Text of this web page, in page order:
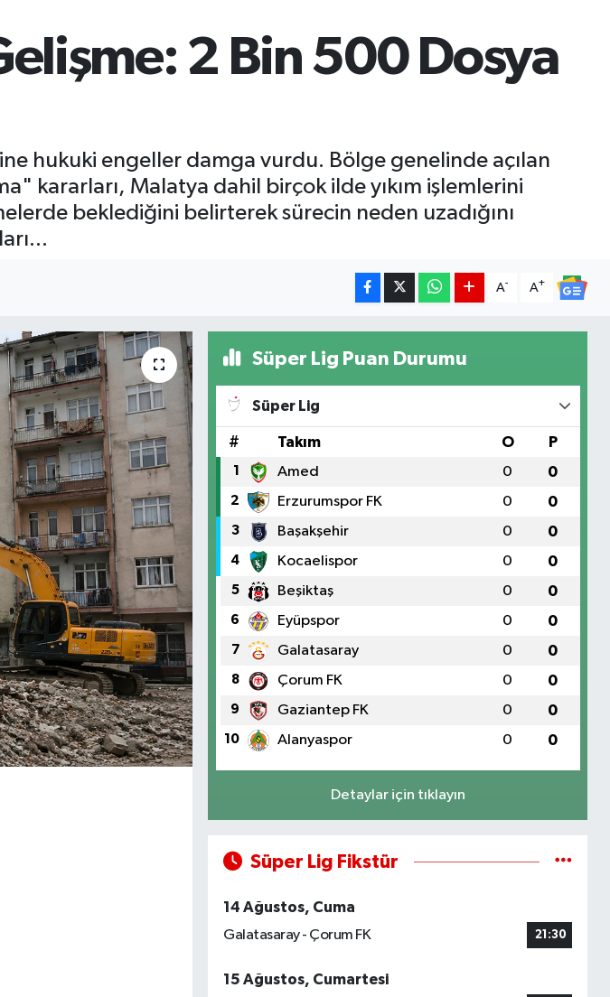
2 Bin 500 Dosya
hukuki engeller damga vurdu. Bölge genelinde açılan
kararları, Malatya dahil birçok ilde yıkım işlemlerini
beklediğini belirterek sürecin neden uzadığını
A- A+
Süper Lig Puan Durumu
Süper Lig
# Takım O P
1 Amed 0 0
2 Erzurumspor FK 0 0
3 Başakşehir 0 0
4 Kocaelispor 0 0
5 Beşiktaş 0 0
6 Eyüpspor 0 0
7 Galatasaray 0 0
8 Çorum FK 0 0
9 Gaziantep FK 0 0
10 Alanyaspor 0 0
Detaylar için tıklayın
Süper Lig Fikstür
14 Ağustos, Cuma
Galatasaray - Çorum FK
21:30
15 Ağustos, Cumartesi